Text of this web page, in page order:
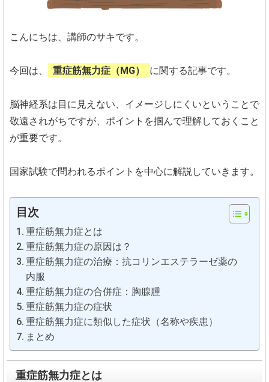
こんにちは、講師のサキです。
今回は、 重症筋無力症（MG） に関する記事です。
脳神経系は目に見えない、イメージしにくいということで
敬遠されがちですが、ポイントを掴んで理解しておくこと
が重要です。
国家試験で問われるポイントを中心に解説していきます。
目次
重症筋無力症とは
重症筋無力症の原因は？
重症筋無力症の治療：抗コリンエステラーゼ薬の
内服
重症筋無力症の合併症：胸腺腫
重症筋無力症の症状
重症筋無力症に類似した症状（名称や疾患）
まとめ
重症筋無力症とは